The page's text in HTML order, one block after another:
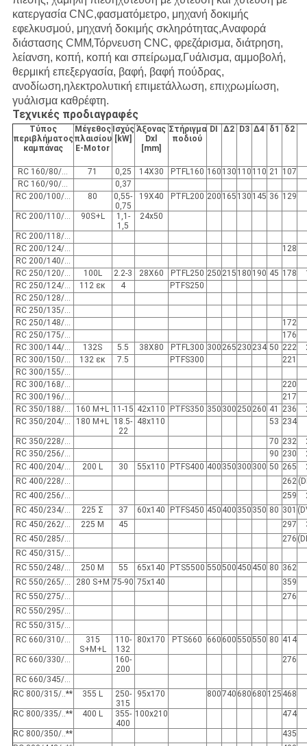
κατεργασία CNC,φασματόμετρο, μηχανή δοκιμής
εφελκυσμού, μηχανή δοκιμής σκληρότητας,Αναφορά
διάστασης CMM,Τόρνευση CNC, φρεζάρισμα, διάτρηση,
λείανση, κοπή, κοπή και σπείρωμα, Γυάλισμα, αμμοβολή,
θερμική επεξεργασία, βαφή, βαφή πούδρας,
ανοδίωση,ηλεκτρολυτική επιμετάλλωση, επιχρωμίωση,
γυάλισμα καθρέφτη.
Τεχνικές προδιαγραφές
Τύπος
περιβλήματος
καμπάνας
Μέγεθος
πλαισίου
E-Motor
Ισχύς
[kW]
Άξονας
Dxl
[mm]
Στήριγμα
ποδιού
DI Δ2 D3 Δ4 δ1 δ2
RC 160/80/... 71 0,25 14Χ30 PTFL160 160 130 110 110 21
107
RC 160/90/...
0,37
RC 200/100/...
80
0,55-
0,75
19Χ40 PTFL200 200 165 130 145 36 129
RC 200/110/... 90S+L
1,1-
1,5
24x50
RC 200/118/...
RC 200/124/...
128
RC 200/140/...
RC 250/120/...
100L 2.2-3 28Χ60 PTFL250 250 215 180 190 45 178
RC 250/124/...
112 εκ 4
PTFS250
RC 250/128/...
RC 250/135/...
RC 250/148/...
172
RC 250/175/...
176
RC 300/144/...
132S 5.5 38Χ80 PTFL300 300 265 230 234 50 222
RC 300/150/...
132 εκ 7.5 PTFS300
221
RC 300/155/...
RC 300/168/...
220
RC 300/196/...
217
RC 350/188/...
160 M+L 11-15 42x110 PTFS350 350 300 250 260 41 236
RC 350/204/...
180 M+L 18.5-
22
48x110 53 234
RC 350/228/… 70 232
RC 350/256/...
90 230
RC 400/204/...
200 L 30 55x110 PTFS400 400 350 300 300 50 265
RC 400/228/...
262
RC 400/256/...
259
RC 450/234/...
225 Σ 37 60x140 PTFS450 450 400 350 350 80 301
RC 450/262/...
225 Μ 45 297
RC 450/285/...
276
RC 450/315/...
RC 550/248/...
250 Μ 55 65x140 PTS5500 550500 450 450 80 362
RC 550/265/...
280 S+M 75-90 75x140
359
RC 550/275/...
276
RC 550/295/...
RC 550/315/...
RC 660/310/...
315
S+M+L
110-
132
80x170 PTS660 660 600550550 80 414
RC 660/330/...
160-
200
276
RC 660/345/...
RC 800/315/..**
355 L
250-
315
95x170 800740 680 680 125 468
RC 800/335/..** 400 L
355-
400
100x210 474
RC 800/350/..**
435